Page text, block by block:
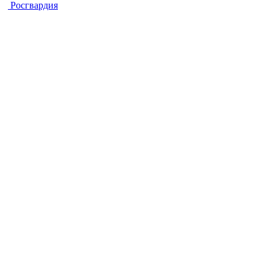
Росгвардия